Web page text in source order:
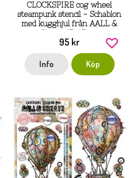
CLOCKSPIRE cog wheel
steampunk stencil - Schablon
med kugghjul från AALL &
95 kr
Info Köp